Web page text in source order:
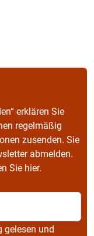
erklären Sie
regelmäßig
zusenden. Sie
abmelden.
Sie hier.
gelesen und